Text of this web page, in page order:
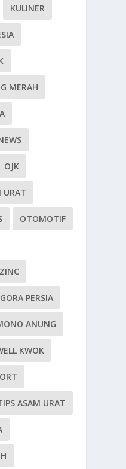
KULINER
MERAH
OJK
URAT
OTOMOTIF
PERSIA
ANUNG
KWOK
ASAM URAT